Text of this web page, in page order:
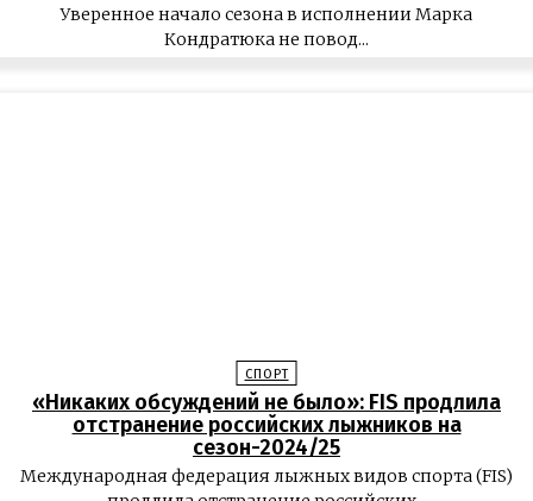
Уверенное начало сезона в исполнении Марка
Кондратюка не повод...
СПОРТ
«Никаких обсуждений не было»: FIS продлила
отстранение российских лыжников на
сезон-2024/25
Международная федерация лыжных видов спорта (FIS)